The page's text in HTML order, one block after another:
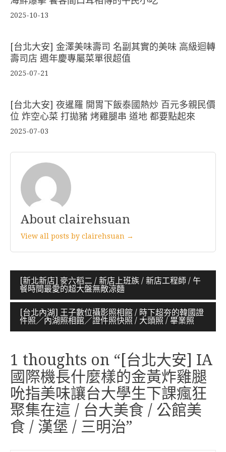
2025-10-13
[台北大安] 金澤美味壽司 名副其實的美味 高級迴轉
壽司店 週年慶專屬菜單很超值
2025-07-21
[台北大安] 夜暹羅 開胃下飯泰國熱炒 百元多親民價
位 炸空心菜 打拋豬 烤雞腿串 道地 都要點起來
2025-07-03
About clairehsuan
View all posts by clairehsuan →
文
章
導
覽
[新北新店] 麥六稻二 / 新店上班族 / 新店工程師 / 午
餐時間最愛的超大盤無敵涼麵
[台北內湖] 王子數位攝影照相館 / 時下超夯的韓國證
件照／內湖照相館／證件照快照 / 大頭照 / 畢業照
1 thoughts on “ [台北大安] IA
國際機長什麼樣的金黃炸雞腿
吮指美味讓台大學生下課瘋狂
聚集在這 / 台大美食 / 公館美
食 / 漢堡 / 三明治”